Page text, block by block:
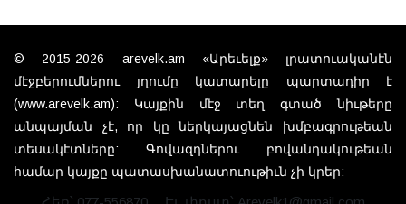
© 2015-2026 arevelk.am «Արեւելք» լրատուականէն
մէջբերումներու յղումը կատարելը պարտադիր է
(www.arevelk.am): Կայքին մէջ տեղ գտած նիւթերը
անպայման չէ, որ կը ներկայացնեն խմբագրութեան
տեսակէտները: Գովազդներու բովանդակութեան
համար կայքը պատասխանատուութիւն չի կրեր: